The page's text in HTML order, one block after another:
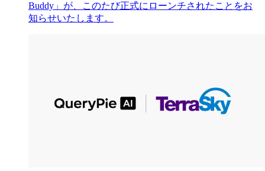
Buddy」が、このたび正式にローンチされたことをお
知らせいたします。